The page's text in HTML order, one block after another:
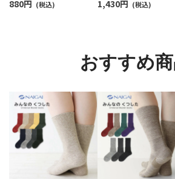
抗菌防臭 ソックス メン
880円 (税込)
リノウール混 クルー
1,430円 (税込)
おすすめ